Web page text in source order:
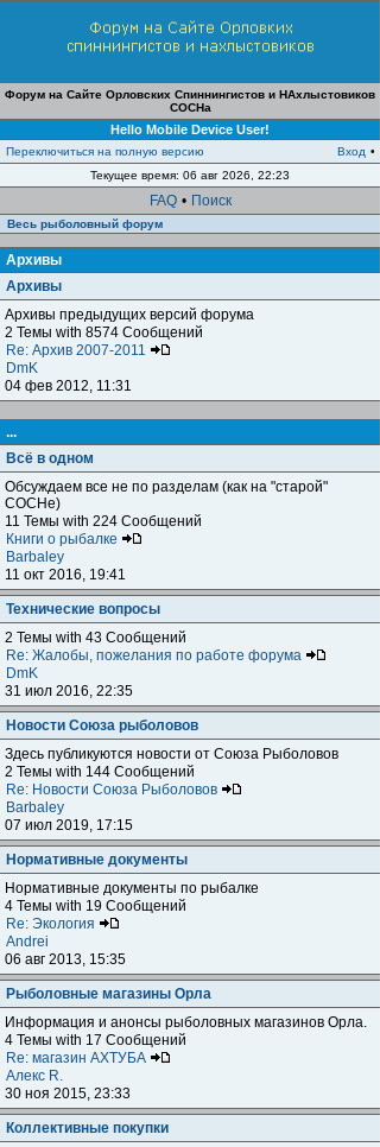
Форум на Сайте Орловских Спиннингистов и НАхлыстовиков
СОСНа
Hello Mobile Device User!
Переключиться на полную версию Вход •
Текущее время: 06 авг 2026, 22:23
FAQ • Поиск
Весь рыболовный форум
Архивы
Архивы
Архивы предыдущих версий форума
2 Темы with 8574 Сообщений
Re: Архив 2007-2011
DmK
04 фев 2012, 11:31
...
Всё в одном
Обсуждаем все не по разделам (как на "старой"
СОСНе)
11 Темы with 224 Сообщений
Книги о рыбалке
Barbaley
11 окт 2016, 19:41
Технические вопросы
2 Темы with 43 Сообщений
Re: Жалобы, пожелания по работе форума
DmK
31 июл 2016, 22:35
Новости Союза рыболовов
Здесь публикуются новости от Союза Рыболовов
2 Темы with 144 Сообщений
Re: Новости Союза Рыболовов
Barbaley
07 июл 2019, 17:15
Нормативные документы
Нормативные документы по рыбалке
4 Темы with 19 Сообщений
Re: Экология
Andrei
06 авг 2013, 15:35
Рыболовные магазины Орла
Информация и анонсы рыболовных магазинов Орла.
4 Темы with 17 Сообщений
Re: магазин АХТУБА
Алекс R.
30 ноя 2015, 23:33
Коллективные покупки